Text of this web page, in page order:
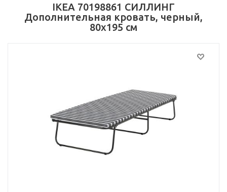
IKEA 70198861 СИЛЛИНГ
Дополнительная кровать, черный,
80x195 см